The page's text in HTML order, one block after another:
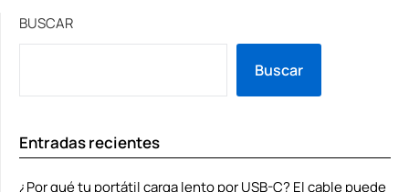
BUSCAR
Buscar
Entradas recientes
¿Por qué tu portátil carga lento por USB-C? El cable puede